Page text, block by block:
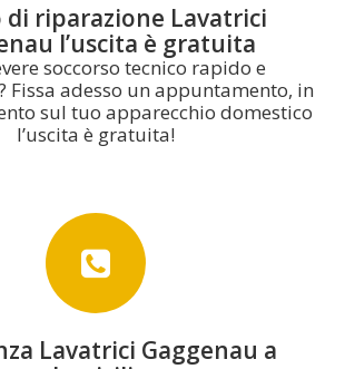
di riparazione Lavatrici
l’uscita è gratuita
soccorso tecnico rapido e
Fissa adesso un appuntamento, in
sul tuo apparecchio domestico
l’uscita è gratuita!
Lavatrici Gaggenau a